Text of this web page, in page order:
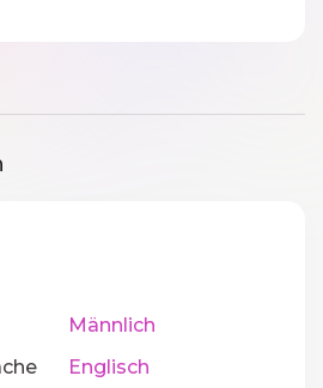
Männlich
Englisch